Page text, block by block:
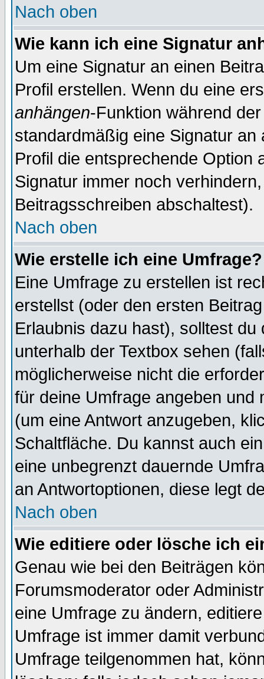
Nach oben
Wie kann ich eine Signatur
Um eine Signatur an einen
Profil erstellen. Wenn du eine
anhängen-Funktion während
standardmäßig eine Signatur
Profil die entsprechende Option
Signatur immer noch
Beitragsschreiben abschaltest).
Nach oben
Wie erstelle ich eine Umfrage?
Eine Umfrage zu erstellen ist
erstellst (oder den ersten
Erlaubnis dazu hast), solltest
unterhalb der Textbox sehen
möglicherweise nicht die
für deine Umfrage angeben und
(um eine Antwort anzugeben,
Schaltfläche. Du kannst auch
eine unbegrenzt dauernde
an Antwortoptionen, diese legt
Nach oben
Wie editiere oder lösche ich
Genau wie bei den Beiträgen
Forumsmoderator oder
eine Umfrage zu ändern,
Umfrage ist immer damit
Umfrage teilgenommen hat,